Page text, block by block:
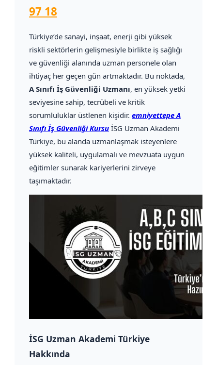
97 18
Türkiye’de sanayi, inşaat, enerji gibi yüksek
riskli sektörlerin gelişmesiyle birlikte iş sağlığı
ve güvenliği alanında uzman personele olan
ihtiyaç her geçen gün artmaktadır. Bu noktada,
A Sınıfı İş Güvenliği Uzmanı, en yüksek yetki
seviyesine sahip, tecrübeli ve kritik
sorumluluklar üstlenen kişidir. emniyettepe A
Sınıfı İş Güvenliği Kursu İSG Uzman Akademi
Türkiye, bu alanda uzmanlaşmak isteyenlere
yüksek kaliteli, uygulamalı ve mevzuata uygun
eğitimler sunarak kariyerlerini zirveye
taşımaktadır.
İSG Uzman Akademi Türkiye
Hakkında